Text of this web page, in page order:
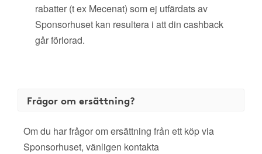
rabatter (t ex Mecenat) som ej utfärdats av
Sponsorhuset kan resultera i att din cashback
går förlorad.
Frågor om ersättning?
Om du har frågor om ersättning från ett köp via
Sponsorhuset, vänligen kontakta